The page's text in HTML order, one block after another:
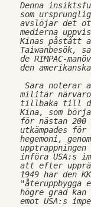
Denna
som
avslöjar det
medierna
Kinas påstått
Taiwanbesök,
de RIMPAC-
den
Sara noterar att USA upprätthåller en konstant
militär
tillbaka till
Kina, som
för nästan 200
utkämpades
hegemoni,
införa USA:s
att efter
1949 har den
högre grad
emot USA:s